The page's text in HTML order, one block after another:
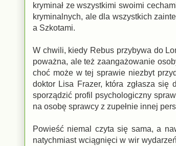
kryminał ze wszystkimi swoimi
kryminalnych, ale dla wszystkich
a Szkotami.
W chwili, kiedy Rebus przybywa do
poważna, ale też zaangażowanie
choć może w tej sprawie niezbyt
doktor Lisa Frazer, która zgłasza
sporządzić profil psychologiczny
na osobę sprawcy z zupełnie innej
Powieść niemal czyta się sama, a
natychmiast wciągnięci w wir